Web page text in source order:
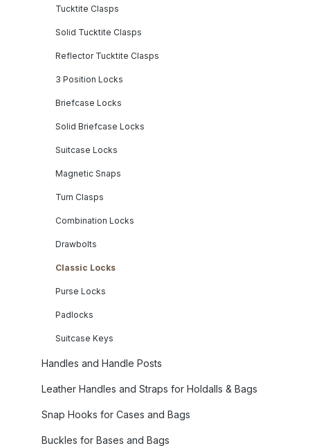
Tucktite Clasps
Solid Tucktite Clasps
Reflector Tucktite Clasps
3 Position Locks
Briefcase Locks
Solid Briefcase Locks
Suitcase Locks
Magnetic Snaps
Turn Clasps
Combination Locks
Drawbolts
Classic Locks
Purse Locks
Padlocks
Suitcase Keys
Handles and Handle Posts
Leather Handles and Straps for Holdalls & Bags
Snap Hooks for Cases and Bags
Buckles for Bases and Bags